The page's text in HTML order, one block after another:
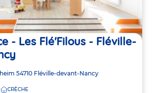
- Les Flé'Filous - Fléville-
54710 Fléville-devant-Nancy
CRÈCHE